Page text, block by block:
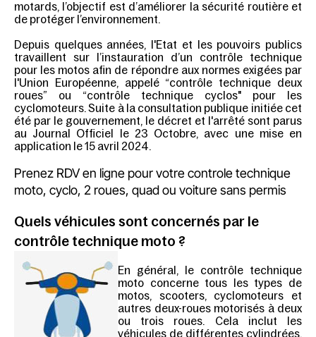
motards, l’objectif est d’améliorer la sécurité routière et
de protéger l’environnement.
Depuis quelques années, l'Etat et les pouvoirs publics
travaillent sur l’instauration d’un contrôle technique
pour les motos afin de répondre aux normes exigées par
l'Union Européenne, appelé “contrôle technique deux
roues” ou “contrôle technique cyclos" pour les
cyclomoteurs. Suite à la consultation publique initiée cet
été par le gouvernement, le décret et l'arrêté sont parus
au Journal Officiel le 23 Octobre, avec une mise en
application le 15 avril 2024.
Prenez RDV en ligne pour votre controle technique
moto, cyclo, 2 roues, quad ou voiture sans permis
Quels véhicules sont concernés par le
contrôle technique moto ?
En général, le contrôle technique
moto concerne tous les types de
motos, scooters, cyclomoteurs et
autres deux-roues motorisés à deux
ou trois roues. Cela inclut les
véhicules de différentes cylindrées,